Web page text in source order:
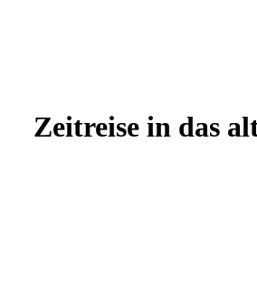
Zeitreise in das